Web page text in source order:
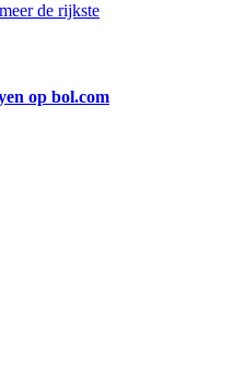
de rijkste
op bol.com